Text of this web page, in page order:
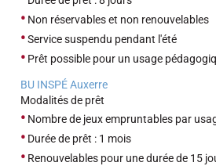
• Non réservables et non renouvelables
•Service suspendu pendant l'été
• Prêt possible pour un usage
BU INSPÉ Auxerre
Modalités de prêt
• Nombre de jeux empruntables par
• Durée de prêt : 1 mois
• Renouvelables pour une durée de 15